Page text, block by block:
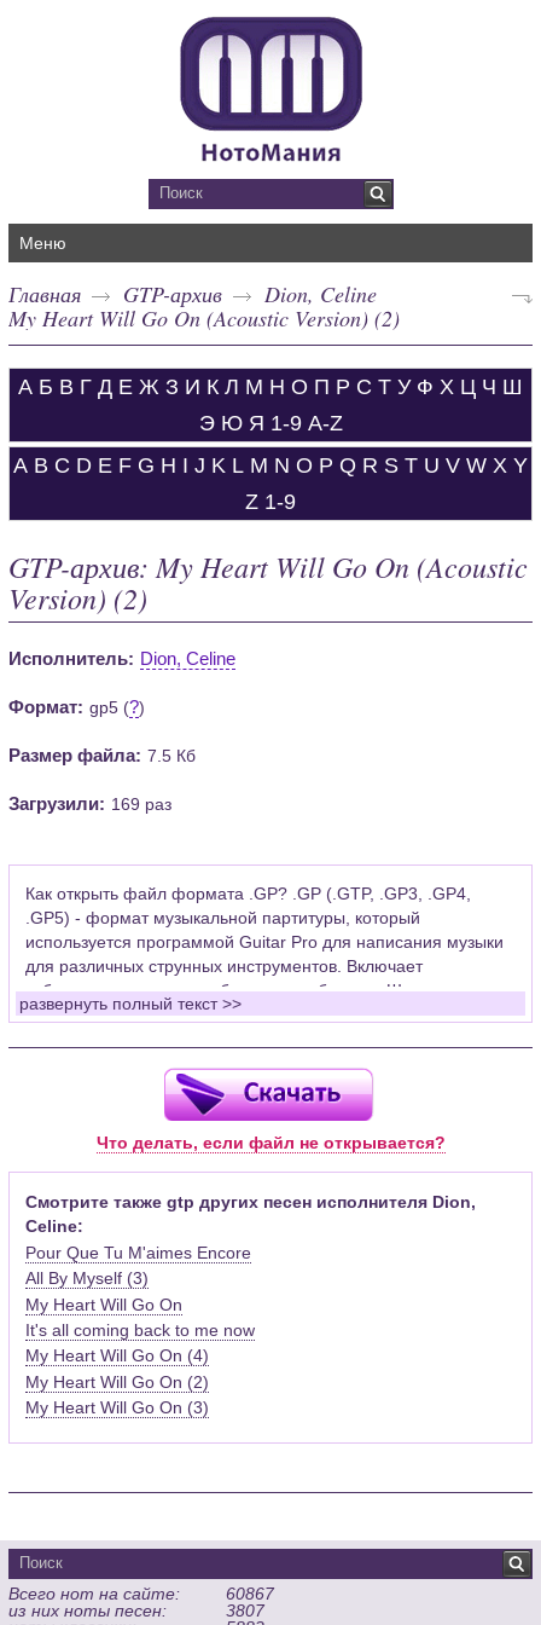
Меню
Главная GTP-архив
Dion, Celine
My Heart Will Go On (Acoustic Version) (2)
А Б В Г Д Е Ж З И К Л М Н О П Р С Т У Ф Х Ц Ч Ш
Э Ю Я 1-9 A-Z
A B C D E F G H I J K L M N O P Q R S T U V W X Y
Z 1-9
GTP-архив: My Heart Will Go On (Acoustic
Version) (2)
Исполнитель: Dion, Celine
Формат: gp5 (?)
Размер файла: 7.5 Кб
Загрузили: 169 раз
Как открыть файл формата .GP? .GP (.GTP, .GP3, .GP4,
.GP5) - формат музыкальной партитуры, который
используется программой Guitar Pro для написания музыки
для различных струнных инструментов. Включает
табулатуры для гитары, бас-гитары, банджо. Широко
применяется для создания партитур, которые затем
Для открытия нот этого формата Вам необходимо
установить у себя на рабочем компьютере программу Guitar
Pro (желательно, последней версии). Скачать её можно с
официального сайта программы (Скачать) или найти
Функционал программы:
Запись музыкальных произведений для гитары, бас-гитары,
банджо и множества других инструментов и ансамблей в
виде табулатур или нотной графики (при создании
табулатуры отображается соответствующая ей строчка с
нотами и наоборот);
Создание произведений для духовых, струнных, клавишных
и других музыкальных инструментов;
Интеграция текста песен в ноты и привязка его к нотам
Встроенный определитель и визуализатор аккордов для
Экспортирование музыкальных партитур в MIDI, ASCII,
MusicXML, WAV, PNG, PDF, GP5 (в Guitar Pro 6), подготовка к
печати;
Импортирование из MIDI, ASCII,MusicXML, Power Tab (.ptb),
развернуть полный текст >>
Что делать, если файл не открывается?
Смотрите также gtp других песен исполнителя Dion,
Celine:
Pour Que Tu M'aimes Encore
All By Myself (3)
My Heart Will Go On
It's all coming back to me now
My Heart Will Go On (4)
My Heart Will Go On (2)
My Heart Will Go On (3)
Всего нот на сайте:
60867
из них ноты песен:
3807